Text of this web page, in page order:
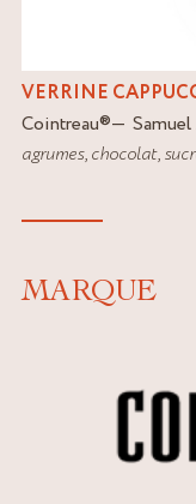
VERRINE
Cointreau®
agrumes,chocolat,
MARQUE